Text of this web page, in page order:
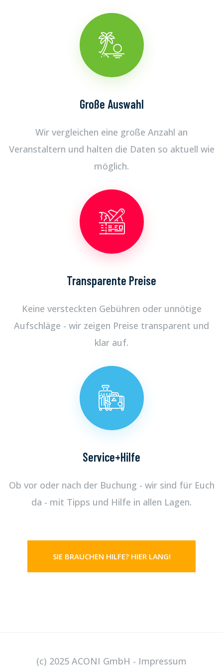
Große Auswahl
Wir vergleichen eine große Anzahl an
Veranstaltern und halten die Daten so aktuell wie
möglich.
Transparente Preise
Keine versteckten Gebühren oder unnötige
Aufschläge - wir zeigen Preise transparent und
klar auf.
Service+Hilfe
Ob vor oder nach der Buchung - wir sind für Euch
da - mit Tipps und Hilfe in allen Lagen.
SIE BRAUCHEN HILFE? HIER LANG!
(c) 2025 ACONI GmbH - Impressum